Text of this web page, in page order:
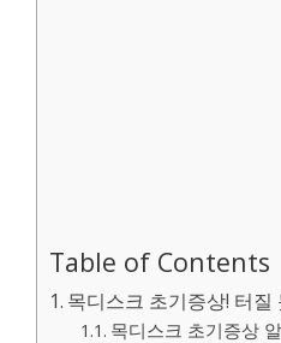
Table of Contents
목디스크 초기증상! 터
목디스크 초기증상